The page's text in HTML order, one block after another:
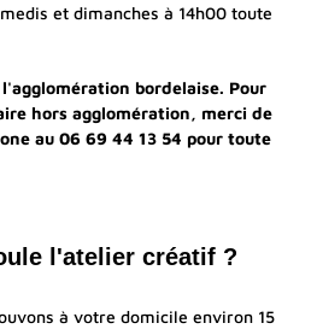
et dimanches à 14h00 toute
bordelaise. Pour
hors agglomération, merci de
au 06 69 44 13 54 pour toute
l'atelier créatif ?
à votre domicile environ 15